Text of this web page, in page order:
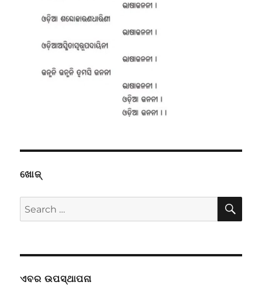
ଖୋଜ୍
Search
for:
ଏବର ଉପସ୍ଥାପନା